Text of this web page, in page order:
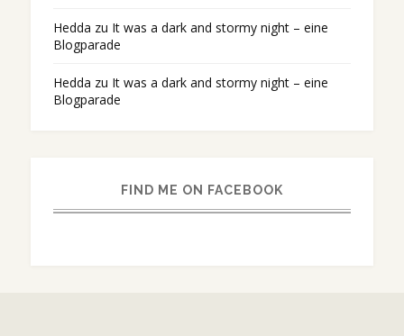
Hedda zu It was a dark and stormy night – eine
Blogparade
Hedda zu It was a dark and stormy night – eine
Blogparade
FIND ME ON FACEBOOK